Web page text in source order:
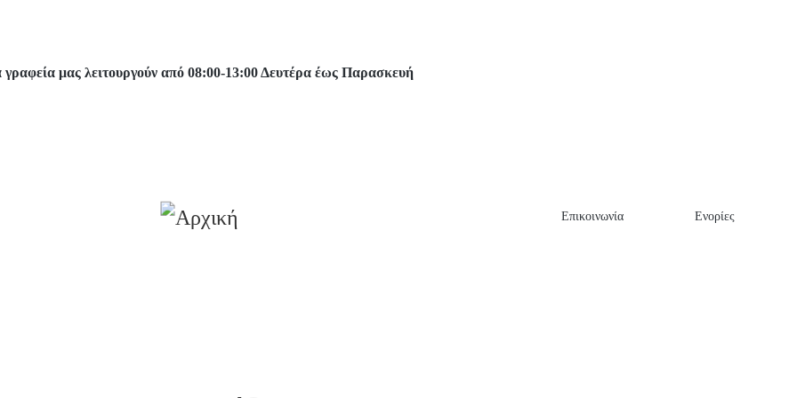
γραφεία μας λειτουργούν από 08:00-13:00 Δευτέρα έως Παρασκευή
Επικοινωνία Ενορίες